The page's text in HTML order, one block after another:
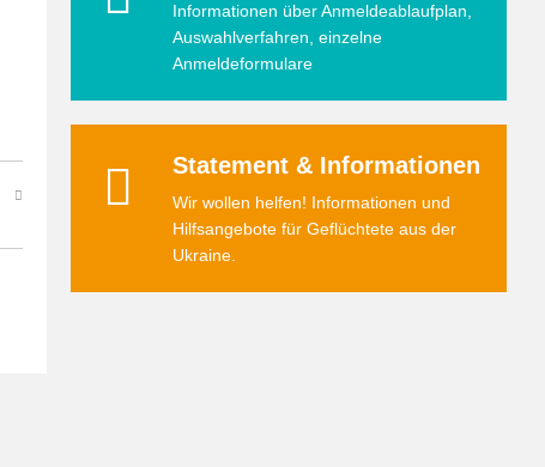
Informationen über Anmeldeablaufplan,
Auswahlverfahren, einzelne
Anmeldeformulare
Statement & Informationen
Wir wollen helfen! Informationen und
Hilfsangebote für Geflüchtete aus der
Ukraine.